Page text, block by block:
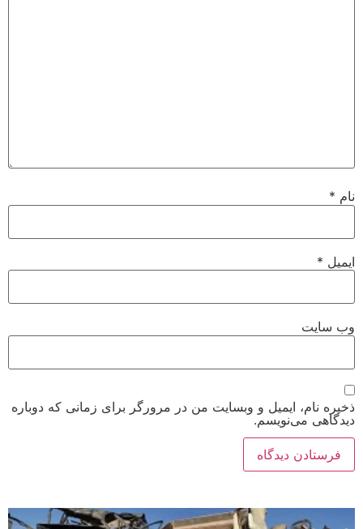
نام*
ایمیل*
وب‌ سایت
ذخیره نام، ایمیل و وبسایت من در مرورگر برای زمانی که دوباره
دیدگاهی می‌نویسم.